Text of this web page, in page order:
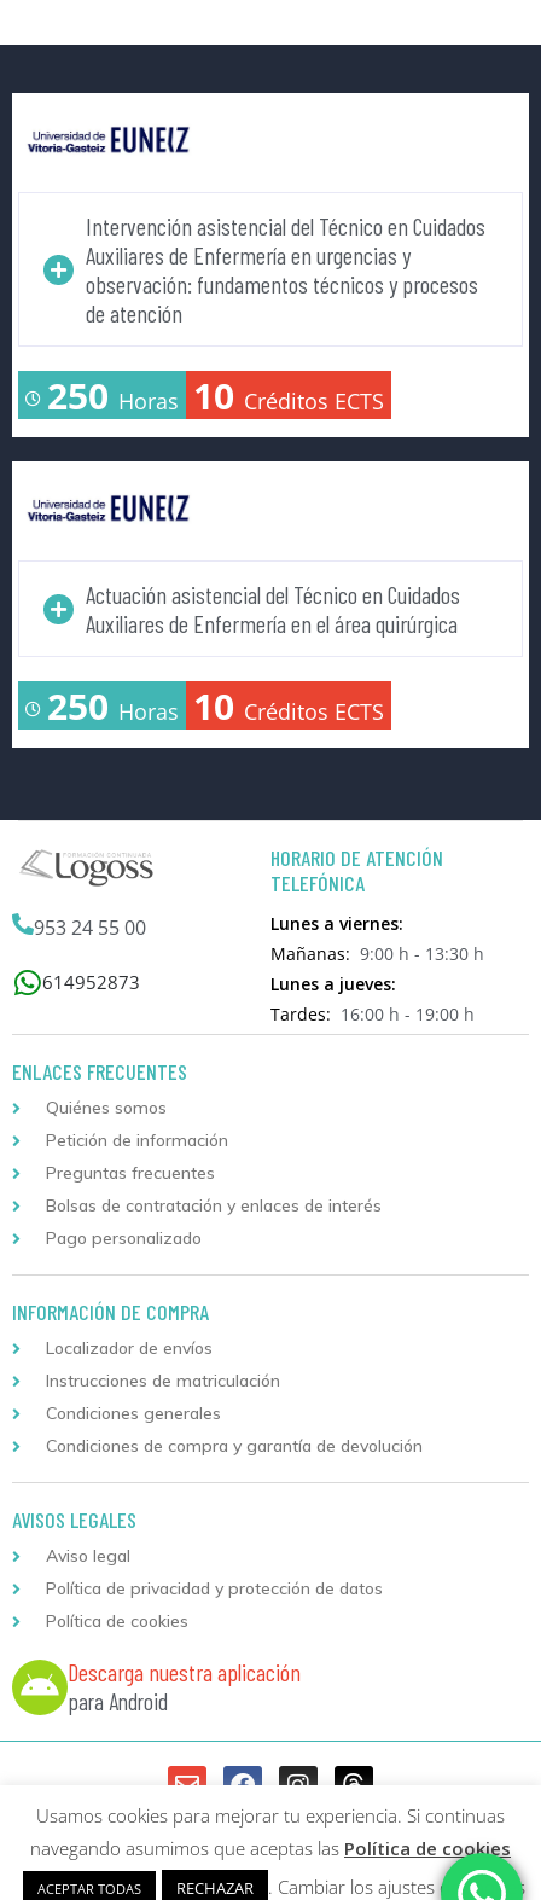
Intervención asistencial del Técnico en Cuidados
Auxiliares de Enfermería en urgencias y
observación: fundamentos técnicos y procesos
de atención
250 Horas 10 Créditos ECTS
Actuación asistencial del Técnico en Cuidados
Auxiliares de Enfermería en el área quirúrgica
250 Horas 10 Créditos ECTS
953 24 55 00
614952873
HORARIO DE ATENCIÓN
TELEFÓNICA
Lunes a viernes:
Mañanas: 9:00 h - 13:30 h
Lunes a jueves:
Tardes: 16:00 h - 19:00 h
ENLACES FRECUENTES
Quiénes somos
Petición de información
Preguntas frecuentes
Bolsas de contratación y enlaces de interés
Pago personalizado
INFORMACIÓN DE COMPRA
Localizador de envíos
Instrucciones de matriculación
Condiciones generales
Condiciones de compra y garantía de devolución
AVISOS LEGALES
Aviso legal
Política de privacidad y protección de datos
Política de cookies
Descarga nuestra aplicación
para Android
Copyright © 2026 Formación Continuada Logoss |Diseño weby
DesarrolloSumurdigital | All Rights Reserved
Usamos cookies para mejorar tu experiencia. Si continuas
navegando asumimos que aceptas las Política de cookies
ACEPTAR TODAS RECHAZAR . Cambiar los ajustes de cookies